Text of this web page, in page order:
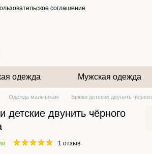
соглашение
одежда Мужская одежда
Одежда мальчикам Брюки детские двунить
детские двунить чёрного
1 отзыв